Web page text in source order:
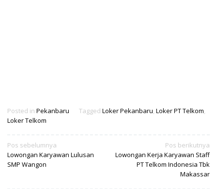
Posted in Pekanbaru Tagged Loker Pekanbaru Loker PT Telkom
Loker Telkom
Navigasi
pos
Pos sebelumnya
Lowongan Karyawan Lulusan
SMP Wangon
Pos berikutnya
Lowongan Kerja Karyawan Staff
PT Telkom Indonesia Tbk
Makassar